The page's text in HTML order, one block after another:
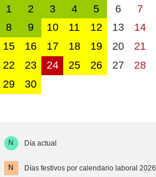
1 2 3 4 5 6
7
8
9 10 11 12 13
14
15
16 17 18 19 20
21
22
23 24 25 26 27
28
29
30
N Día actual
N Días festivos por calendario laboral 2026